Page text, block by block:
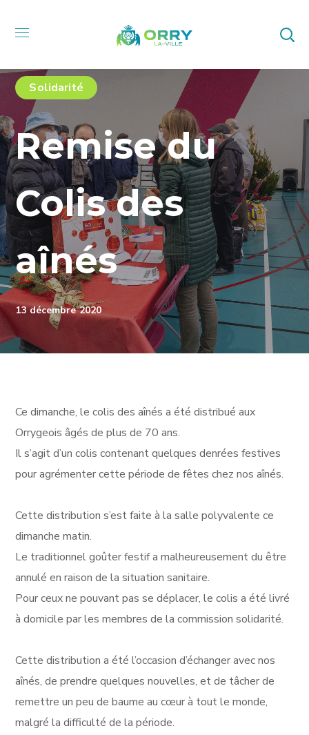
Solidarité
Remise du
Colis des
aînés
13 décembre 2020
Ce dimanche, le colis des aînés a été distribué aux
Orrygeois âgés de plus de 70 ans.
Il s’agit d’un colis contenant quelques denrées festives
pour agrémenter cette période de fêtes chez nos aînés.
Cette distribution s’est faite à la salle polyvalente ce
dimanche matin.
Le traditionnel goûter festif a malheureusement du être
annulé en raison de la situation sanitaire.
Pour ceux ne pouvant pas se déplacer, le colis a été livré
à domicile par les membres de la commission solidarité.
Cette distribution a été l’occasion d’échanger avec nos
aînés, de prendre quelques nouvelles, et de tâcher de
remettre un peu de baume au cœur à tout le monde,
malgré la difficulté de la période.